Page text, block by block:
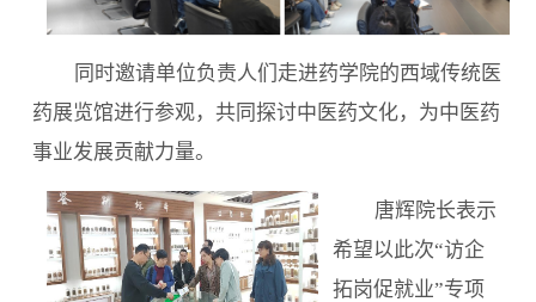
同时邀请单位负责人们走进药学院的西域传统医
药展览馆进行参观，共同探讨中医药文化，为中医药
事业发展贡献力量。
唐辉院长表示
希望以此次“访企
拓岗促就业”专项